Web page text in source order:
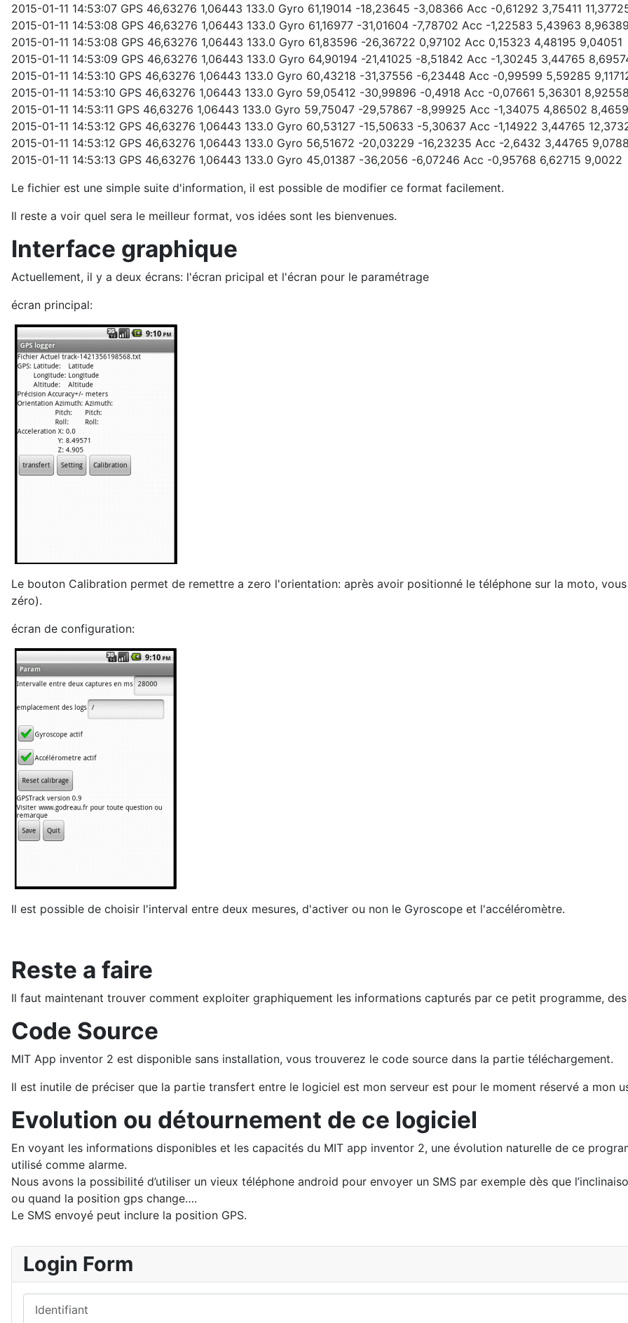
2015-01-11 14:53:07 GPS 46,63276 1,06443 133.0 Gyro 61,19014 -18,23645 -3,08366 Acc -0,61292 3,75411
2015-01-11 14:53:08 GPS 46,63276 1,06443 133.0 Gyro 61,16977 -31,01604 -7,78702 Acc -1,22583 5,43963 8,96389
2015-01-11 14:53:08 GPS 46,63276 1,06443 133.0 Gyro 61,83596 -26,36722 0,97102 Acc 0,15323 4,48195 9,04051
2015-01-11 14:53:09 GPS 46,63276 1,06443 133.0 Gyro 64,90194 -21,41025 -8,51842 Acc -1,30245 3,44765
2015-01-11 14:53:10 GPS 46,63276 1,06443 133.0 Gyro 60,43218 -31,37556 -6,23448 Acc -0,99599 5,59285
2015-01-11 14:53:10 GPS 46,63276 1,06443 133.0 Gyro 59,05412 -30,99896 -0,4918 Acc -0,07661 5,36301 8,92558
2015-01-11 14:53:11 GPS 46,63276 1,06443 133.0 Gyro 59,75047 -29,57867 -8,99925 Acc -1,34075 4,86502 8,4659
2015-01-11 14:53:12 GPS 46,63276 1,06443 133.0 Gyro 60,53127 -15,50633 -5,30637 Acc -1,14922 3,44765
2015-01-11 14:53:12 GPS 46,63276 1,06443 133.0 Gyro 56,51672 -20,03229 -16,23235 Acc -2,6432 3,44765
2015-01-11 14:53:13 GPS 46,63276 1,06443 133.0 Gyro 45,01387 -36,2056 -6,07246 Acc -0,95768 6,62715 9,0022
Le fichier est une simple suite d'information, il est possible de modifier ce format facilement.
Il reste a voir quel sera le meilleur format, vos idées sont les bienvenues.
Interface graphique
Actuellement, il y a deux écrans: l'écran pricipal et l'écran pour le paramétrage
écran principal:
Le bouton Calibration permet de remettre a zero l'orientation: après avoir positionné le téléphone sur la moto,
zéro).
écran de configuration:
Il est possible de choisir l'interval entre deux mesures, d'activer ou non le Gyroscope et l'accéléromètre.
Reste a faire
Il faut maintenant trouver comment exploiter graphiquement les informations capturés par ce petit programme, des
Code Source
MIT App inventor 2 est disponible sans installation, vous trouverez le code source dans la partie téléchargement.
Il est inutile de préciser que la partie transfert entre le logiciel est mon serveur est pour le moment réservé a mon
Evolution ou détournement de ce logiciel
En voyant les informations disponibles et les capacités du MIT app inventor 2, une évolution naturelle de ce
utilisé comme alarme.
Nous avons la possibilité d’utiliser un vieux téléphone android pour envoyer un SMS par exemple dès que
ou quand la position gps change….
Le SMS envoyé peut inclure la position GPS.
Login Form